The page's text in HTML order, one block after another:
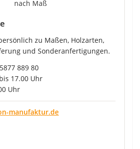
zu Maßen, Holzarten,
und Sonderanfertigungen.
889 80
17.00 Uhr
Uhr
manufaktur.de